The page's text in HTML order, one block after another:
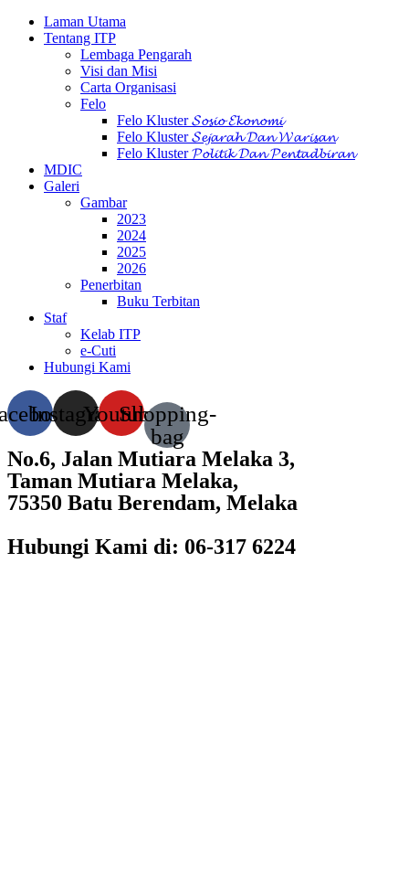
Laman Utama
Tentang ITP
Lembaga Pengarah
Visi dan Misi
Carta Organisasi
Felo
Felo Kluster 𝓢𝓸𝓼𝓲𝓸 𝓔𝓴𝓸𝓷𝓸𝓶𝓲
Felo Kluster 𝓢𝓮𝓳𝓪𝓻𝓪𝓱 𝓓𝓪𝓷 𝓦𝓪𝓻𝓲𝓼𝓪𝓷
Felo Kluster 𝓟𝓸𝓵𝓲𝓽𝓲𝓴 𝓓𝓪𝓷 𝓟𝓮𝓷𝓽𝓪𝓭𝓫𝓲𝓻𝓪𝓷
MDIC
Galeri
Gambar
2023
2024
2025
2026
Penerbitan
Buku Terbitan
Staf
Kelab ITP
e-Cuti
Hubungi Kami
InstagramYoutube
Shopping-
bag
No.6, Jalan Mutiara Melaka 3,
Taman Mutiara Melaka,
75350 Batu Berendam, Melaka
Hubungi Kami di: 06-317 6224